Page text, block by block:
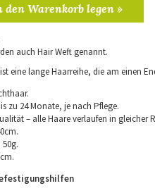
den Warenkorb legen »
auch Hair Weft genannt.
eine lange Haarreihe, die am einen
zu 24 Monate, je nach Pflege.
– alle Haare verlaufen in gleicher